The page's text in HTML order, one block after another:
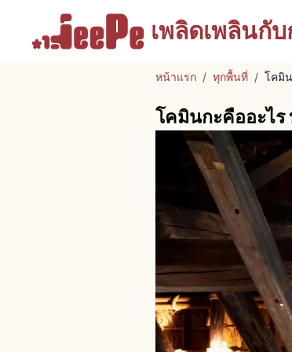
เพลิดเพลินกับ
หน้าแรก / ทุกพื้นที่ / โคมิ
โคมินกะคืออะไ